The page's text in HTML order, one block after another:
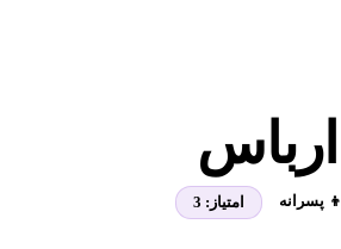
ارباس
👦 پسرانه امتیاز: 3